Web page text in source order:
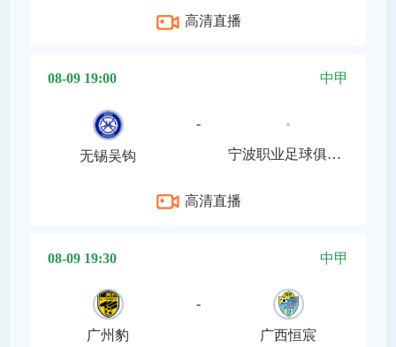
高清直播
08-09 19:00 中甲
无锡吴钩
-
宁波职业足球俱乐部
高清直播
08-09 19:30 中甲
广州豹
-
广西恒宸